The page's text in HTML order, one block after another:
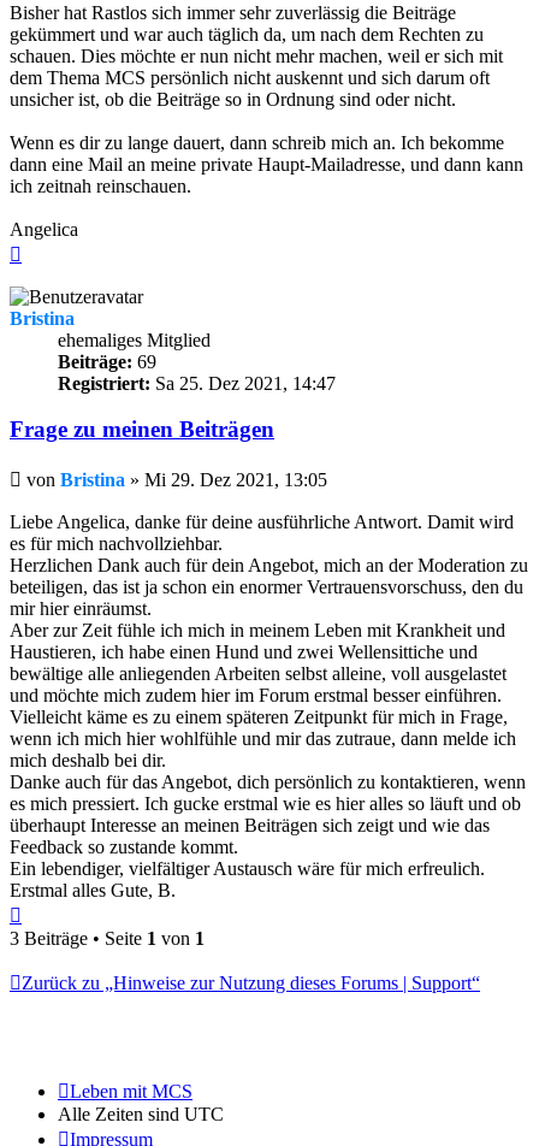
Bisher hat Rastlos sich immer sehr zuverlässig die Beiträge
gekümmert und war auch täglich da, um nach dem Rechten zu
schauen. Dies möchte er nun nicht mehr machen, weil er sich mit
dem Thema MCS persönlich nicht auskennt und sich darum oft
unsicher ist, ob die Beiträge so in Ordnung sind oder nicht.
Wenn es dir zu lange dauert, dann schreib mich an. Ich bekomme
dann eine Mail an meine private Haupt-Mailadresse, und dann kann
ich zeitnah reinschauen.
Angelica
Bristina
ehemaliges Mitglied
Beiträge: 69
Registriert: Sa 25. Dez 2021, 14:47
Frage zu meinen Beiträgen
Beitrag
von Bristina » Mi 29. Dez 2021, 13:05
Liebe Angelica, danke für deine ausführliche Antwort. Damit wird
es für mich nachvollziehbar.
Herzlichen Dank auch für dein Angebot, mich an der Moderation zu
beteiligen, das ist ja schon ein enormer Vertrauensvorschuss, den du
mir hier einräumst.
Aber zur Zeit fühle ich mich in meinem Leben mit Krankheit und
Haustieren, ich habe einen Hund und zwei Wellensittiche und
bewältige alle anliegenden Arbeiten selbst alleine, voll ausgelastet
und möchte mich zudem hier im Forum erstmal besser einführen.
Vielleicht käme es zu einem späteren Zeitpunkt für mich in Frage,
wenn ich mich hier wohlfühle und mir das zutraue, dann melde ich
mich deshalb bei dir.
Danke auch für das Angebot, dich persönlich zu kontaktieren, wenn
es mich pressiert. Ich gucke erstmal wie es hier alles so läuft und ob
überhaupt Interesse an meinen Beiträgen sich zeigt und wie das
Feedback so zustande kommt.
Ein lebendiger, vielfältiger Austausch wäre für mich erfreulich.
Erstmal alles Gute, B.
oben
3 Beiträge • Seite 1 von 1
Zurück zu „Hinweise zur Nutzung dieses Forums | Support“
Leben mit MCS
Alle Zeiten sind UTC
Impressum